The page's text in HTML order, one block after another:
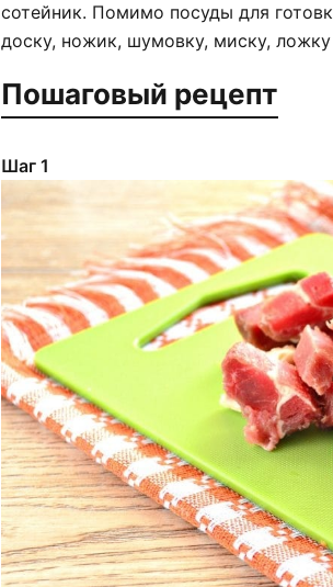
сотейник. Помимо посуды для
доску, ножик, шумовку, миску,
Пошаговый рецепт
Шаг 1